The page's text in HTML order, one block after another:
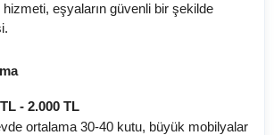
eşyaların güvenli bir şekilde
- 2.000 TL
ortalama 30-40 kutu, büyük mobilyalar